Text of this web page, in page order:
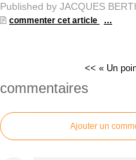
Published by JACQUES
commenter cet article
…
<< « Un
commentaires
Ajouter un